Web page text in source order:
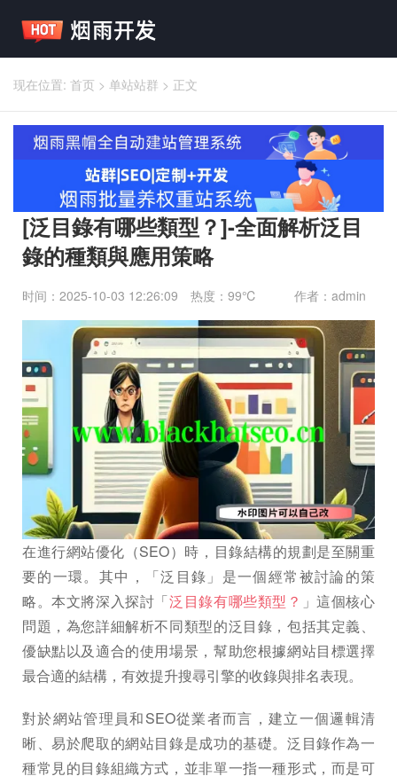
现在位置: 首页 > 单站站群 > 正文
[泛目錄有哪些類型？]-全面解析泛目
錄的種類與應用策略
时间：2025-10-03 12:26:09 作者：admin
热度：99℃
在進行網站優化（SEO）時，目錄結構的規劃是至關重
要的一環。其中，「泛目錄」是一個經常被討論的策
略。本文將深入探討「泛目錄有哪些類型？ 」這個核心
問題，為您詳細解析不同類型的泛目錄，包括其定義、
優缺點以及適合的使用場景，幫助您根據網站目標選擇
最合適的結構，有效提升搜尋引擎的收錄與排名表現。
對於網站管理員和SEO從業者而言，建立一個邏輯清
晰、易於爬取的網站目錄是成功的基礎。泛目錄作為一
種常見的目錄組織方式，並非單一指一種形式，而是可